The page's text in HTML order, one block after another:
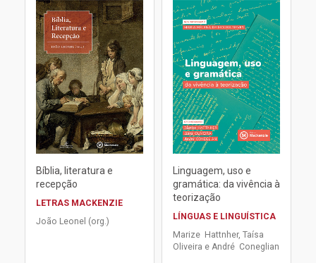
Bíblia, literatura e
recepção
LETRAS MACKENZIE
João Leonel (org.)
Linguagem, uso e
gramática: da vivência à
teorização
LÍNGUAS E LINGUÍSTICA
Marize Hattnher, Taísa
Oliveira e André Coneglian